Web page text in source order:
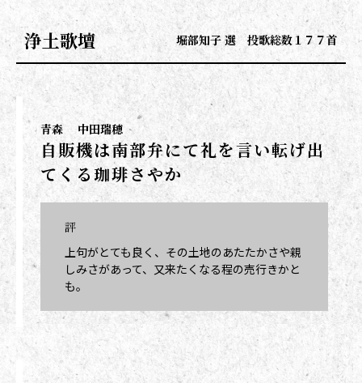
浄土歌壇 堀部知子 選 投歌総数１７７首
青森 中田瑞穂
自販機は南部弁にて礼を言い転げ出
てくる珈琲さやか
評
上句がとても良く、その土地のあたたかさや親
しみさがあって、又来たくなる程の売行きかと
も。